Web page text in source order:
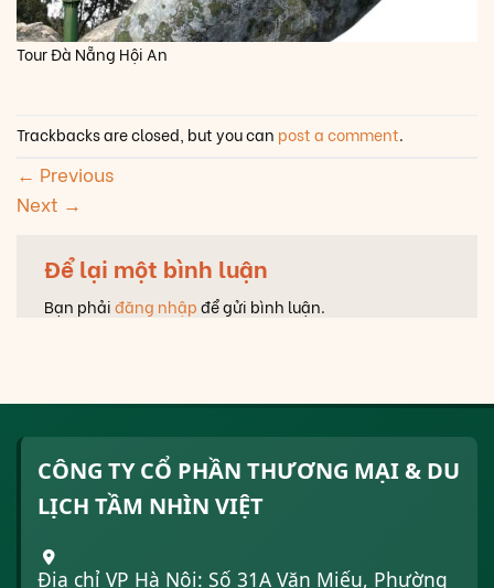
Tour Đà Nẵng Hội An
Trackbacks are closed, but you can post a comment.
← Previous
Next →
Để lại một bình luận
Bạn phảiđăng nhậpđể gửi bình luận.
CÔNG TY CỔ PHẦN THƯƠNG MẠI & DU
LỊCH TẦM NHÌN VIỆT
Địa chỉ VP Hà Nội: Số 31A Văn Miếu, Phường